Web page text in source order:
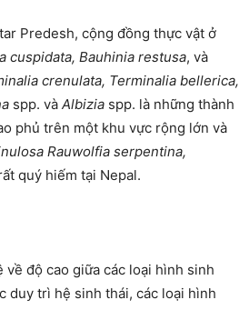
Predesh, cộng đồng thực vật ở
cuspidata, Bauhinia restusa, và
crenulata, Terminalia bellerica,
spp. và Albizia spp. là những thành
phủ trên một khu vực rộng lớn và
Rauwolfia serpentina,
quý hiếm tại Nepal.
độ cao giữa các loại hình sinh
duy trì hệ sinh thái, các loại hình